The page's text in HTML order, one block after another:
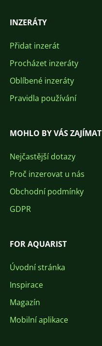
INZERÁTY
Přidat inzerát
Procházet inzeráty
Oblíbené inzeráty
Pravidla používání
MOHLO BY VÁS ZAJÍMAT
Nejčastější dotazy
Proč inzerovat u nás
Obchodní podmínky
GDPR
FOR AQUARIST
Úvodní stránka
Inspirace
Magazín
Mobilní aplikace